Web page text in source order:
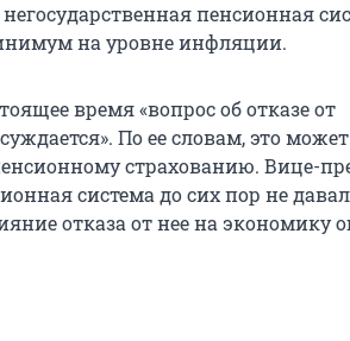
пенсионная
на уровне инфляции.
время «вопрос об отказе от
По ее словам, это может
страхованию. Вице-
система до сих пор не
отказа от нее на экономику